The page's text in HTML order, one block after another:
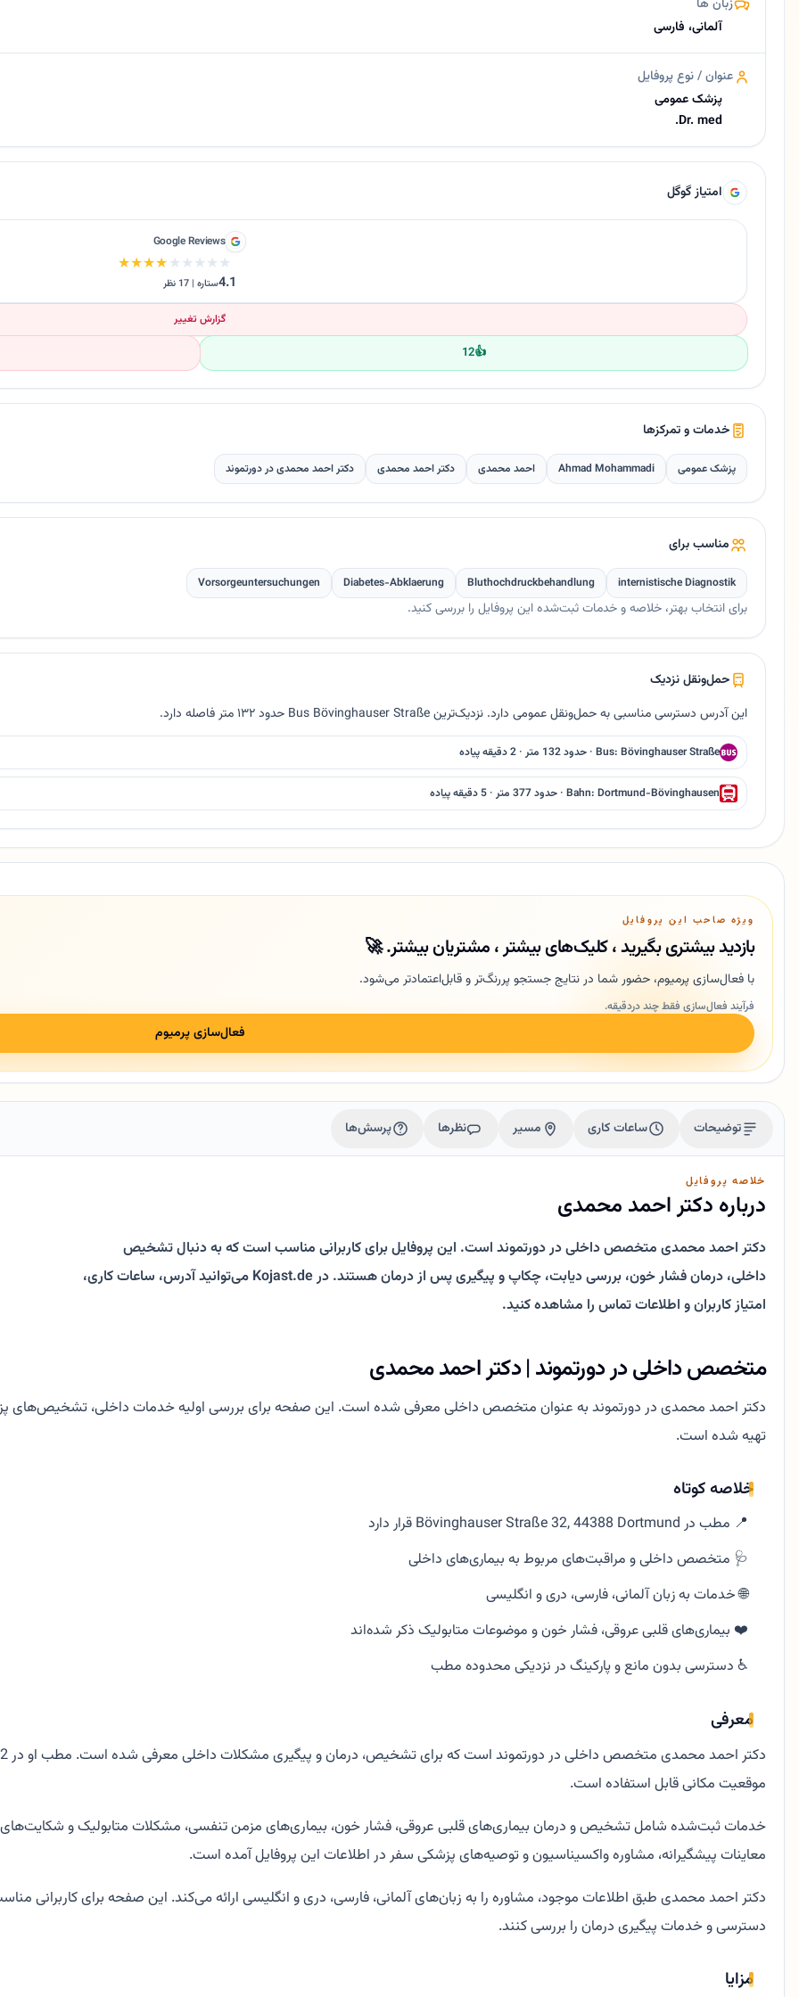
زبان ها
آلمانی، فارسی
عنوان / نوع پروفایل
پزشک عمومی
Dr. med.
امتیاز گوگل
Google Reviews
★★★★★
★★★★★
4.1ستاره | 17 نظر
گزارش تغییر
👍
12
خدمات و تمرکزها
پزشک عمومی Ahmad Mohammadi احمد محمدی دکتر احمد محمدی دکتر احمد محمدی در دورتموند
مناسب برای
internistische Diagnostik
Bluthochdruckbehandlung
Diabetes-Abklaerung
Vorsorgeuntersuchungen
برای انتخاب بهتر، خلاصه و خدمات ثبت‌شده این پروفایل را بررسی کنید.
حمل‌ونقل نزدیک
این آدرس دسترسی مناسبی به حمل‌ونقل عمومی دارد. نزدیک‌ترین Bus Bövinghauser Straße حدود ۱۳۲ متر فاصله دارد.
Bus: Bövinghauser Straße · حدود 132 متر · 2 دقیقه پیاده
Bahn: Dortmund-Bövinghausen · حدود 377 متر · 5 دقیقه پیاده
ویژه صاحب این پروفایل
بازدید بیشتری بگیرید ، کلیک‌های بیشتر ، مشتریان بیشتر. 🚀
با فعال‌سازی پرمیوم، حضور شما در نتایج جستجو پررنگ‌تر و قابل‌اعتمادتر می‌شود.
فرآیند فعال‌سازی فقط چند دردقیقه.
فعال‌سازی پرمیوم
توضیحات ساعات کاری مسیر نظرها پرسش‌ها
خلاصه پروفایل
درباره دکتر احمد محمدی
دکتر احمد محمدی متخصص داخلی در دورتموند است. این پروفایل برای کاربرانی مناسب است که به دنبال تشخیص
داخلی، درمان فشار خون، بررسی دیابت، چکاپ و پیگیری پس از درمان هستند. در Kojast.de می‌توانید آدرس، ساعات کاری،
امتیاز کاربران و اطلاعات تماس را مشاهده کنید.
متخصص داخلی در دورتموند | دکتر احمد محمدی
دکتر احمد محمدی در دورتموند به عنوان متخصص داخلی معرفی شده است. این صفحه برای بررسی اولیه خدمات داخلی، تشخیص‌های
تهیه شده است.
خلاصه کوتاه
📍 مطب در Bövinghauser Straße 32, 44388 Dortmund قرار دارد
🩺 متخصص داخلی و مراقبت‌های مربوط به بیماری‌های داخلی
🌐 خدمات به زبان آلمانی، فارسی، دری و انگلیسی
❤️ بیماری‌های قلبی عروقی، فشار خون و موضوعات متابولیک ذکر شده‌اند
♿ دسترسی بدون مانع و پارکینگ در نزدیکی محدوده مطب
معرفی
موقعیت مکانی قابل استفاده است.
خدمات ثبت‌شده شامل تشخیص و درمان بیماری‌های قلبی عروقی، فشار خون، بیماری‌های مزمن تنفسی، مشکلات متابولیک و
معاینات پیشگیرانه، مشاوره واکسیناسیون و توصیه‌های پزشکی سفر در اطلاعات این پروفایل آمده است.
دکتر احمد محمدی طبق اطلاعات موجود، مشاوره را به زبان‌های آلمانی، فارسی، دری و انگلیسی ارائه می‌کند. این صفحه برای
دسترسی و خدمات پیگیری درمان را بررسی کنند.
مزایا